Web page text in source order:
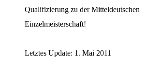
Qualifizierung zu der Mitteldeutschen
Einzelmeisterschaft!
Letztes Update: 1. Mai 2011